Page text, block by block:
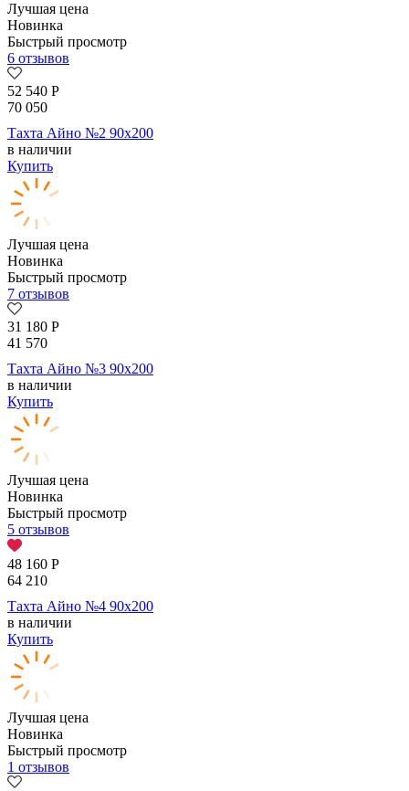
Лучшая цена
Новинка
Быстрый просмотр
6 отзывов
52 540 Р
70 050
Тахта Айно №2 90х200
в наличии
Купить
Лучшая цена
Новинка
Быстрый просмотр
7 отзывов
31 180 Р
41 570
Тахта Айно №3 90х200
в наличии
Купить
Лучшая цена
Новинка
Быстрый просмотр
5 отзывов
48 160 Р
64 210
Тахта Айно №4 90х200
в наличии
Купить
Лучшая цена
Новинка
Быстрый просмотр
1 отзывов